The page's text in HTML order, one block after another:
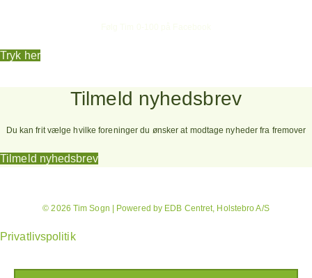
Tryk her
Tilmeld nyhedsbrev
Du kan frit vælge hvilke foreninger du ønsker at modtage nyheder fra fremover
Tilmeld nyhedsbrev
© 2026 Tim Sogn | Powered by EDB Centret, Holstebro A/S
Privatlivspolitik